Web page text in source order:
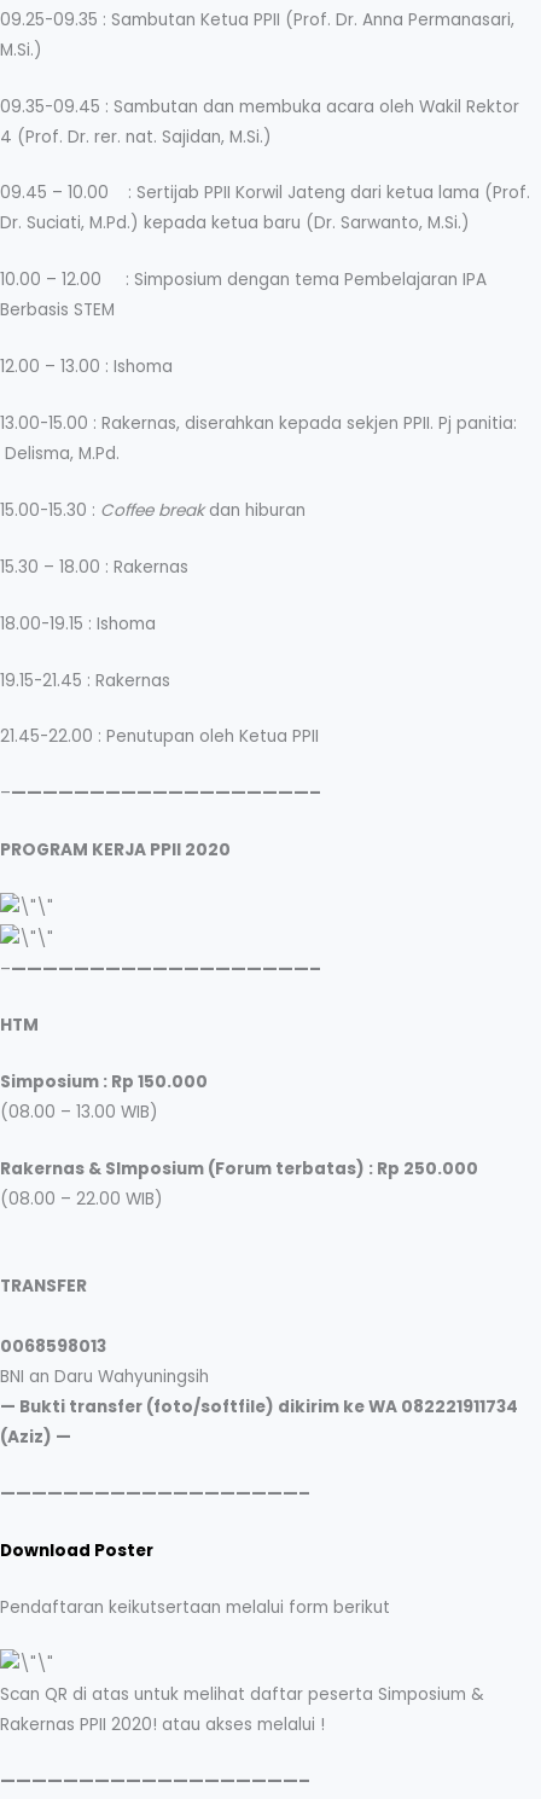
09.25-09.35 : Sambutan Ketua PPII (Prof. Dr. Anna Permanasari,
M.Si.)
09.35-09.45 : Sambutan dan membuka acara oleh Wakil Rektor
4 (Prof. Dr. rer. nat. Sajidan, M.Si.)
09.45 – 10.00 : Sertijab PPII Korwil Jateng dari ketua lama (Prof.
Dr. Suciati, M.Pd.) kepada ketua baru (Dr. Sarwanto, M.Si.)
10.00 – 12.00 : Simposium dengan tema Pembelajaran IPA
Berbasis STEM
12.00 – 13.00 : Ishoma
13.00-15.00 : Rakernas, diserahkan kepada sekjen PPII. Pj panitia:
Delisma, M.Pd.
15.00-15.30 : Coffee breakdan hiburan
15.30 – 18.00 : Rakernas
18.00-19.15 : Ishoma
19.15-21.45 : Rakernas
21.45-22.00 : Penutupan oleh Ketua PPII
–———————————————————–
PROGRAM KERJA PPII 2020
–———————————————————–
HTM
Simposium : Rp 150.000
(08.00 – 13.00 WIB)
Rakernas & SImposium (Forum terbatas) : Rp 250.000
(08.00 – 22.00 WIB)
TRANSFER
0068598013
BNI an Daru Wahyuningsih
— Bukti transfer (foto/softfile) dikirim ke WA 082221911734
(Aziz) —
———————————————————–
Download Poster
Pendaftaran keikutsertaan melalui form berikut
Scan QR di atas untuk melihat daftar peserta Simposium &
Rakernas PPII 2020! atau akses melalui !
———————————————————–